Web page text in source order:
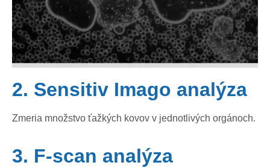
2. Sensitiv Imago analýza
Zmeria množstvo ťažkých kovov v jednotlivých orgánoch.
3. F-scan analýza